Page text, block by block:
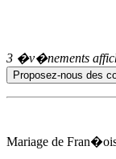
3 �v�nements
Mariage de